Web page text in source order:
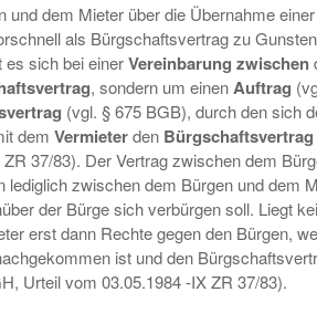
und dem Mieter über die Übernahme
als Bürgschaftsvertrag zu
sich bei einerVereinbarung zwischen
, sondern um einenAuftrag
(vgl. § 675 BGB), durch den sich
dem Vermieterden
37/83). Der Vertrag zwischen dem
lediglich zwischen dem Bürgen und dem
der Bürge sich verbürgen soll. Liegt
erst dann Rechte gegen den Bürgen,
ist und den
Urteil vom 03.05.1984 -IX ZR 37/83).